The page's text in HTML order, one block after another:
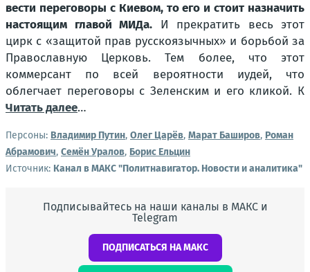
вести переговоры с Киевом, то его и стоит назначить
настоящим главой МИДа. И прекратить весь этот
цирк с «защитой прав русскоязычных» и борьбой за
Православную Церковь. Тем более, что этот
коммерсант по всей вероятности иудей, что
облегчает переговоры с Зеленским и его кликой. К
Читать далее…
Персоны: Владимир Путин, Олег Царёв, Марат Баширов, Роман
Абрамович, Семён Уралов, Борис Ельцин
Источник: Канал в МАКС "Политнавигатор. Новости и аналитика"
Подписывайтесь на наши каналы в МАКС и
Telegram
ПОДПИСАТЬСЯ НА МАКС